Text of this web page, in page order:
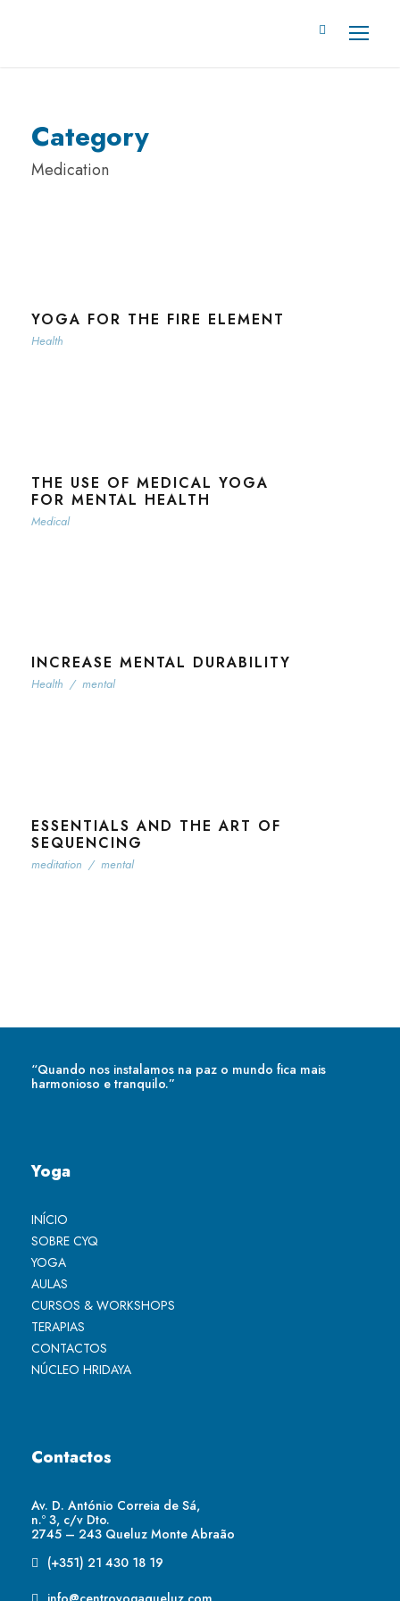
Category
Medication
YOGA FOR THE FIRE ELEMENT
Health
THE USE OF MEDICAL YOGA
FOR MENTAL HEALTH
Medical
INCREASE MENTAL DURABILITY
Health / mental
ESSENTIALS AND THE ART OF
SEQUENCING
meditation / mental
“Quando nos instalamos na paz o mundo fica mais
harmonioso e tranquilo.”
Yoga
INÍCIO
SOBRE CYQ
YOGA
AULAS
CURSOS & WORKSHOPS
TERAPIAS
CONTACTOS
NÚCLEO HRIDAYA
Contactos
Av. D. António Correia de Sá,
n.º 3, c/v Dto.
2745 – 243 Queluz Monte Abraão
(+351) 21 430 18 19